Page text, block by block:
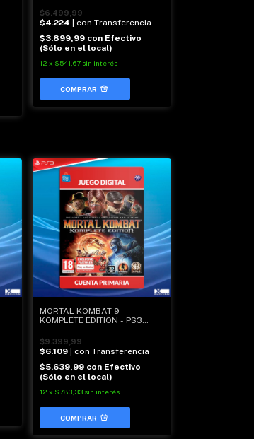
$6.499,99
$4.224 | con Transferencia
$3.899,99 con Efectivo
(Sólo en el local)
12 x $541,67 sin interés
MORTAL KOMBAT 9
KOMPLETE EDITION - PS3
$9.399,99
$6.109 | con Transferencia
$5.639,99 con Efectivo
(Sólo en el local)
12 x $783,33 sin interés